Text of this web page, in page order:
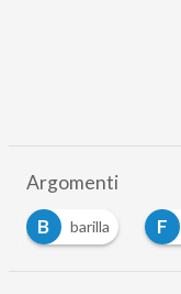
Argomenti
B
barilla F